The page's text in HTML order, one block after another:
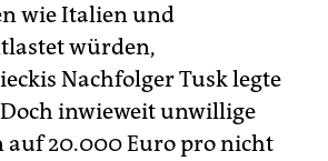
wie Italien und
würden,
Nachfolger Tusk legte
Doch inwieweit unwillige
auf 20.000 Euro pro nicht